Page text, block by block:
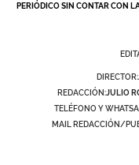
PERIÓDICO SIN CONTAR CON
DIRECTOR:
REDACCIÓN:JULIO
TELÉFONO Y
MAIL REDACCIÓN/